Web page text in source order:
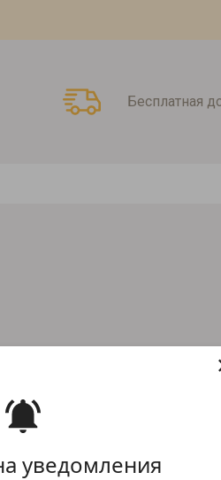
уведомления
Бесплатная